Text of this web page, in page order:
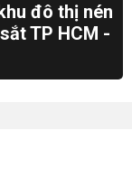
đô thị nén
TP HCM -